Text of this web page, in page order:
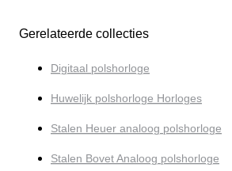
Gerelateerde collecties
Digitaal polshorloge
Huwelijk polshorloge Horloges
Stalen Heuer analoog polshorloge
Stalen Bovet Analoog polshorloge